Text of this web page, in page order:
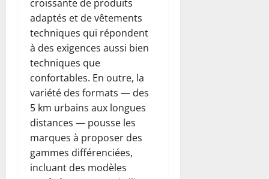
croissante de produits
adaptés et de vêtements
techniques qui répondent
à des exigences aussi bien
techniques que
confortables. En outre, la
variété des formats — des
5 km urbains aux longues
distances — pousse les
marques à proposer des
gammes différenciées,
incluant des modèles